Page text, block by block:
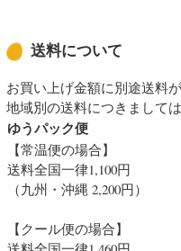
送料について
お買い上げ金額に別途送料が
地域別の送料につきまして
ゆうパック便
【常温便の場合】
送料全国一律1,100円
（九州・沖縄 2,200円）
【クール便の場合】